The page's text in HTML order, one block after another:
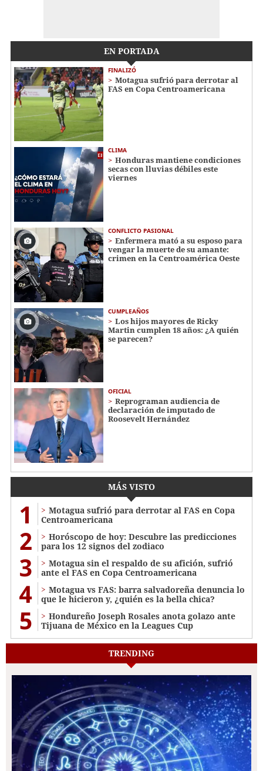
EN PORTADA
FINALIZÓ
Motagua sufrió para derrotar al
FAS en Copa Centroamericana
CLIMA
Honduras mantiene condiciones
secas con lluvias débiles este
viernes
CONFLICTO PASIONAL
Enfermera mató a su esposo para
vengar la muerte de su amante:
crimen en la Centroamérica Oeste
CUMPLEAÑOS
Los hijos mayores de Ricky
Martin cumplen 18 años: ¿A quién
se parecen?
OFICIAL
Reprograman audiencia de
declaración de imputado de
Roosevelt Hernández
MÁS VISTO
1
Motagua sufrió para derrotar al FAS en Copa
Centroamericana
2
Horóscopo de hoy: Descubre las predicciones
para los 12 signos del zodiaco
3
Motagua sin el respaldo de su afición, sufrió
ante el FAS en Copa Centroamericana
4
Motagua vs FAS: barra salvadoreña denuncia lo
que le hicieron y, ¿quién es la bella chica?
5
Hondureño Joseph Rosales anota golazo ante
Tijuana de México en la Leagues Cup
TRENDING